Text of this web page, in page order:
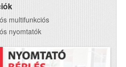
multifunkciós
nyomtatók